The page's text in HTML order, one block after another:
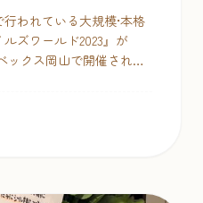
われている大規模•本格
ズワールド2023』が
ックス岡山で開催されま